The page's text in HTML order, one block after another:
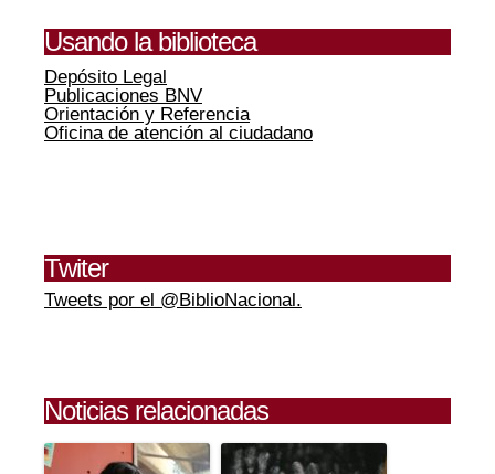
Usando la biblioteca
Depósito Legal
Publicaciones BNV
Orientación y Referencia
Oficina de atención al ciudadano
Twiter
Tweets por el @BiblioNacional.
Noticias relacionadas